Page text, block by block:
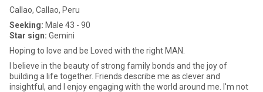
Callao, Callao, Peru
Seeking: Male 43 - 90
Star sign: Gemini
Hoping to love and be Loved with the right MAN.
I believe in the beauty of strong family bonds and the joy of
building a life together. Friends describe me as clever and
insightful, and I enjoy engaging with the world around me. I'm not